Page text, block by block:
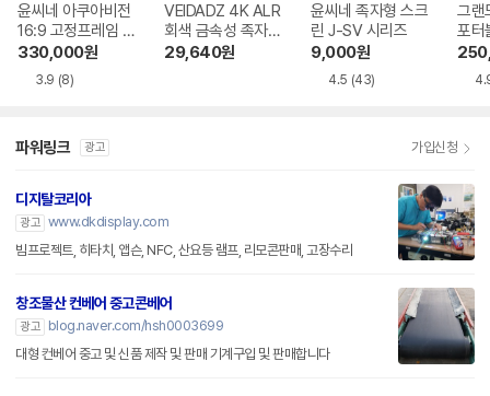
윤씨네 아쿠아비전
16:9 고정프레임 스
크린 SA-FH 시리
즈 시네비젼원단
330,000원
3.9 (8)
VEIDADZ 4K ALR
회색 금속성 족자형
빔프로젝터 스크린
29,640원
윤씨네 족자형 스크
린 J-SV 시리즈
9,000원
4.5 (43)
그랜
포터
H 시
파워링크 광고 가입신청
디지탈코리아
광고 www.dkdisplay.com
빔프로젝트, 히타치, 앱슨, NFC, 산요등 램프, 리모콘판매, 고장수리
창조물산 컨베어 중고콘베어
광고
blog.naver.com/hsh0003699
대형 컨베어 중고 및 신품 제작 및 판매 기계구입 및 판매합니다